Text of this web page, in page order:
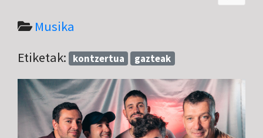
Musika
Etiketak: kontzertua gazteak